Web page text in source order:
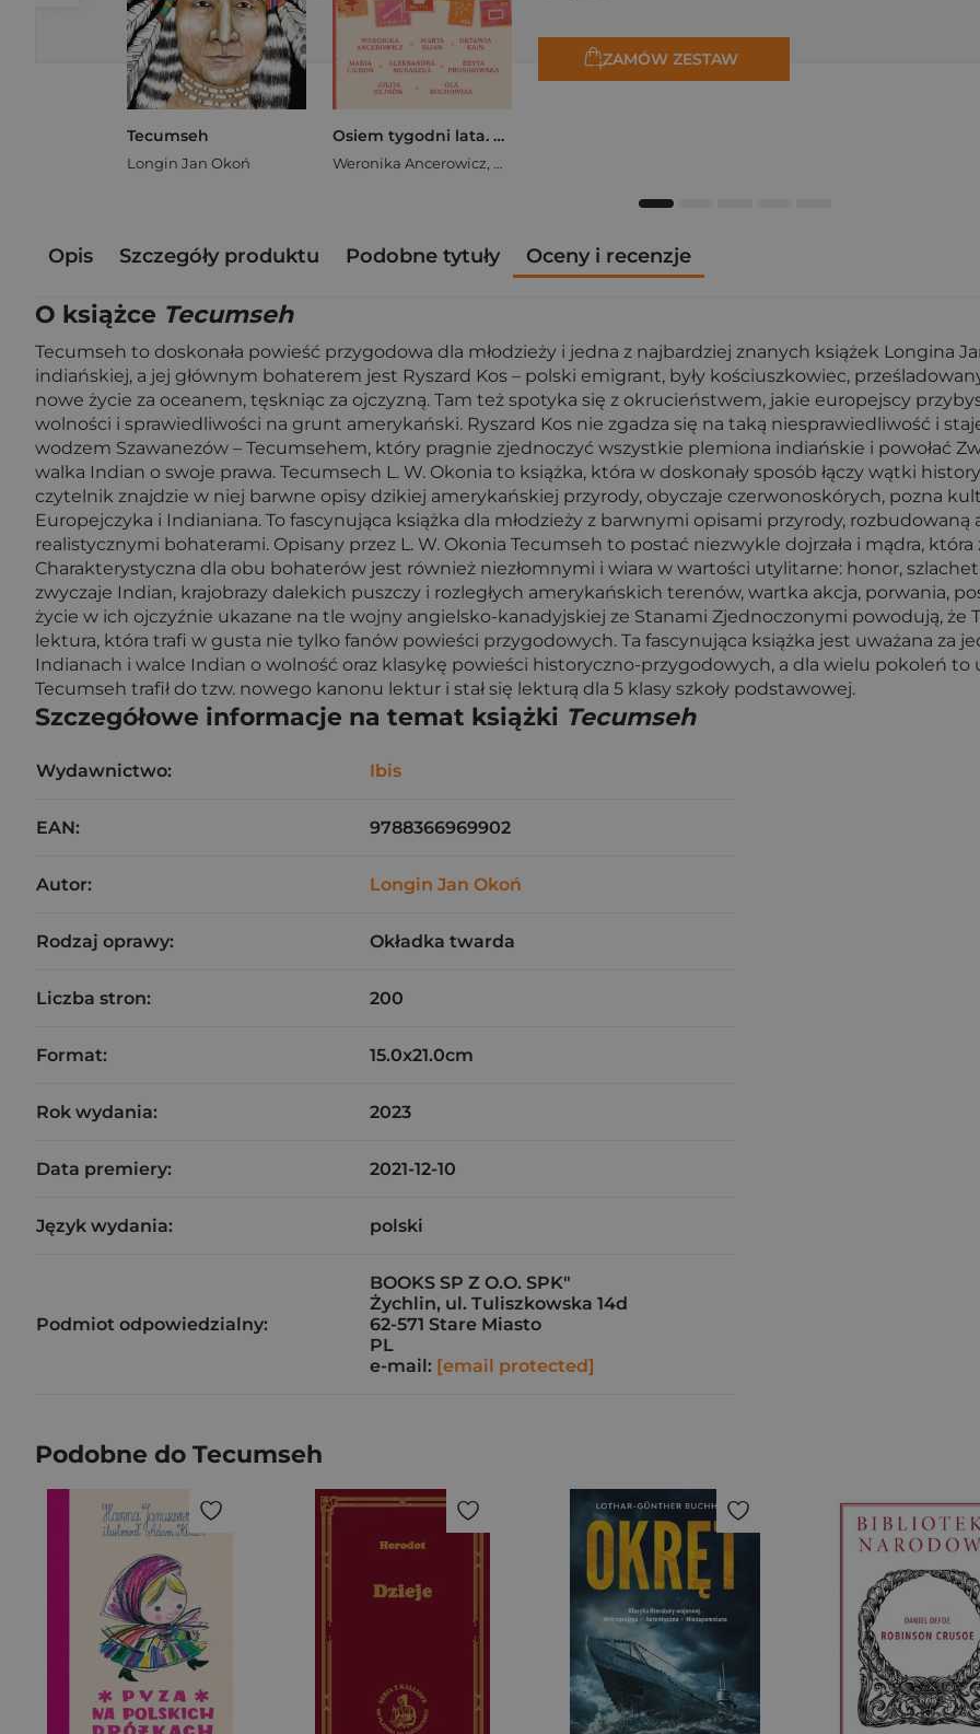
Tecumseh
Longin Jan Okoń
Osiem tygodni lata. Opowiadania na wakacje
Weronika Ancerowicz, Marta Bijan
ZAMÓW ZESTAW
Opis Szczegóły produktu Podobne tytuły Oceny i recenzje
O książce Tecumseh
Tecumseh to doskonała powieść przygodowa dla młodzieży i jedna z najbardziej znanych książek Longina
indiańskiej, a jej głównym bohaterem jest Ryszard Kos – polski emigrant, były kościuszkowiec,
nowe życie za oceanem, tęskniąc za ojczyzną. Tam też spotyka się z okrucieństwem, jakie europejscy
wolności i sprawiedliwości na grunt amerykański. Ryszard Kos nie zgadza się na taką niesprawiedliwość i
wodzem Szawanezów – Tecumsehem, który pragnie zjednoczyć wszystkie plemiona indiańskie i powołać
walka Indian o swoje prawa. Tecumsech L. W. Okonia to książka, która w doskonały sposób łączy wątki
czytelnik znajdzie w niej barwne opisy dzikiej amerykańskiej przyrody, obyczaje czerwonoskórych, pozna
Europejczyka i Indianiana. To fascynująca książka dla młodzieży z barwnymi opisami przyrody,
realistycznymi bohaterami. Opisany przez L. W. Okonia Tecumseh to postać niezwykle dojrzała i mądra,
Charakterystyczna dla obu bohaterów jest również niezłomnymi i wiara w wartości utylitarne: honor,
zwyczaje Indian, krajobrazy dalekich puszczy i rozległych amerykańskich terenów, wartka akcja, porwania,
życie w ich ojczyźnie ukazane na tle wojny angielsko-kanadyjskiej ze Stanami Zjednoczonymi powodują, że
lektura, która trafi w gusta nie tylko fanów powieści przygodowych. Ta fascynująca książka jest uważana za
Indianach i walce Indian o wolność oraz klasykę powieści historyczno-przygodowych, a dla wielu pokoleń to
Tecumseh trafił do tzw. nowego kanonu lektur i stał się lekturą dla 5 klasy szkoły podstawowej.
Szczegółowe informacje na temat książki Tecumseh
Wydawnictwo: Ibis
EAN: 9788366969902
Autor: Longin Jan Okoń
Rodzaj oprawy: Okładka twarda
Liczba stron: 200
Format: 15.0x21.0cm
Rok wydania: 2023
Data premiery: 2021-12-10
Język wydania: polski
Podmiot odpowiedzialny:
BOOKS SP Z O.O. SPK"
Żychlin, ul. Tuliszkowska 14d
62-571 Stare Miasto
PL
e-mail: [email protected]
Podobne do Tecumseh